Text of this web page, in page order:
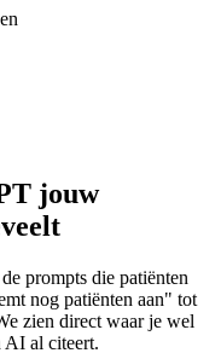
jouw
prompts die patiënten
nog patiënten aan" tot
zien direct waar je wel
AI al citeert.